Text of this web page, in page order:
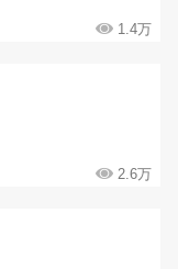
1.4万
2.6万